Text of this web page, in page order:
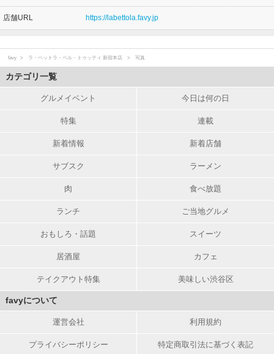
店舗URL https://labettola.favy.jp
favy ラ・ベットラ・ペル・トゥッティ 新宿本店 写真
カテゴリ一覧
グルメイベント 今日は何の日
特集 連載
新着情報 新着店舗
サブスク ラーメン
肉 食べ放題
ランチ ご当地グルメ
おもしろ・話題 スイーツ
居酒屋 カフェ
テイクアウト特集 美味しい渋谷区
favyについて
運営会社 利用規約
プライバシーポリシー 特定商取引法に基づく表記